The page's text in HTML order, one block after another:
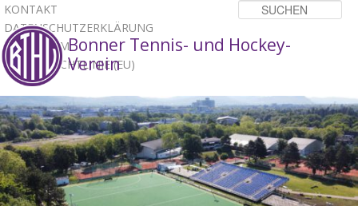
KONTAKT
DATENSCHUTZERKLÄRUNG
IMPRESSUM
COOKIE-RICHTLINIE (EU)
Bonner Tennis- und Hockey-
Verein